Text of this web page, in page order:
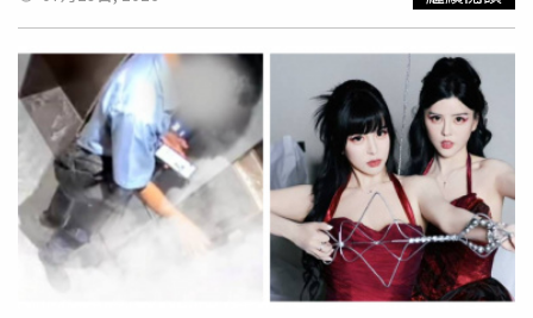
出戀愛蛛絲馬跡。郭源元跟Yin與一群朋友聚會，顯見關係
不是秘密。（圖／翻攝郭源元IG）貼文曝光後，下方留言區
迅速分成兩派論戰，酸民冷嘲熱諷，又是圈內「排列組
合」，Yin曾經跟攝影師余惟交往，而余惟跟郭源元又是認
識十多年的好友，郭源元則是曾跟帥T髮型師Manson Ann交
往，網友直呼「百感交集，但感情是兩個人的事情，他們開
心就好」、「我也是都退追！感覺就是交錯複雜」，也有人
酸「我都有錯覺了，追蹤的KOL會互相排列組合在一起」，
不過也有人讚兩人又帥又美很配，祝她們幸福。兩人用文字
隔空調情。（圖／翻攝Yin IG）說到Yin，她和雙胞胎姊妹Yei
曾是HBL女籃選手，現在是多領域工作者，姊妹共同經營